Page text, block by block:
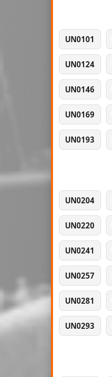
UN0101
UN0124
UN0146
UN0169
UN0193
UN0204
UN0220
UN0241
UN0257
UN0281
UN0293